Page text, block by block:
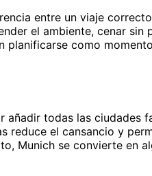
entre un viaje
el ambiente, cenar sin
planificarse como
todas las ciudades
reduce el cansancio y
Munich se convierte en